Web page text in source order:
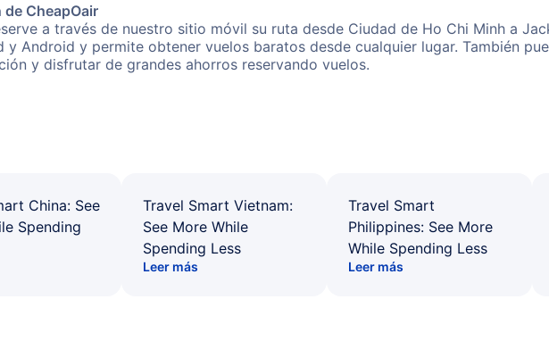
CheapOair
a través de nuestro sitio móvil su ruta desde Ciudad de Ho Chi Minh a
Android y permite obtener vuelos baratos desde cualquier lugar. También
y disfrutar de grandes ahorros reservando vuelos.
China: See
Spending
Travel Smart Vietnam:
See More While
Spending Less
Leer más
Travel Smart
Philippines: See More
While Spending Less
Leer más